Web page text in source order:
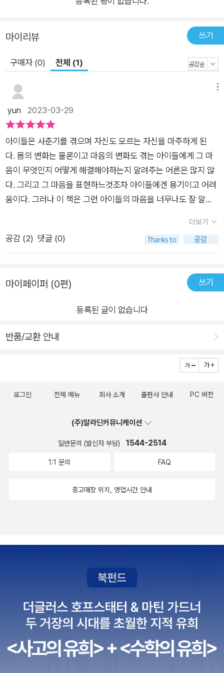
지 젠더 감수성을 위해 아웃박스 교사들이 나섰다 감정을 들여다
는지를 반추하고 성찰하는 용기를 필연적으로 요구한다. 특히 또
년이라면 그 과정에서 건강하게 중심을 잡을 수 있도록 전문가의
도움이 꼭 필요하다. 초등젠더교육연구회 아웃박스 교사들이 집
필한 4장 ‘나를 마주하고 탐구하기’는 교실과 미디어에서 보고 경
험하는 다양한 성/고정관념과 편견, 관계 맺기의 양상을 조목조
목 살펴보면서 내면화된 혐오와 차별을 점검하고 수평적인 관계
를 가꾸어나갈 수 있도록 이끈다. 나아가 스스로를 돌보기 위해
길어낸 마음을 다양한 사람들을 포용하고 주변을 돌보는 데 활용
해 보자고 제안하며, 소년들이 더 나은 공동체를 위해 행동하는
걸. 100명의 소년이 있다면, 100가지의 남자다움, 아니 자기다움
이 있는 거지. 그렇게 각자의 모습을 인정하다 보면 비좁은 틀에
나를 끼워 맞춰야 하는 괴로움에서 자유로워질 수 있을 거라 생각
자. 너의 진짜 모습을 찾기 위한 첫 번째 시도가 될 거야. ─ 〈멋진
까지 너의 영역으로 천천히 들어오길 기대해. …… 같은 교실에 있
면 제지한다든가, 비록 얼굴도 모르지만 멀리 어딘가에 있을 더
그러다 보면 전 지구적인 기후위기와 일상의 접점을 깨닫고 채식
내가 속한 공동체에서 나의 책임을 키워나가는 일, 그래서 평화로
지지 않니? ─ 〈서로를 돌보는 관계로〉(116~117쪽) 중에서 3. 점
점 더 달라질 너를 응원해! ― 워크시트와 심리 건강을 위한 비상
히 지속해야 하는 것이다. 책 곳곳에 수록된 워크시트는 계속해서
들을 담았다. 전문 상담센터와 위급한 상황에 도움을 요청할 전문
교사들이 엄선한 교육 자료들이 가득하다. 《소년들을 위한 내 마
음 안내서》는 사춘기 감정이나 관계, 정체성에 대한 고민으로 어
려움을 겪거나, 심리 문제를 더 공부하고 싶을 때 책장에 꽂아놓
고 두고두고 참고할 수 있는 좋은 친구가 되어 줄 것이다. 혹시 해
결하기 어려운 문제로 괴로움을 겪고 있니? 너무 사소한 고민이
아닐까, 심각한 문제만 상담받을 수 있는 건 아닐까 걱정하지 않
아도 돼. 네가 어려움을 겪고 있다면 그건 충분히 중요하고 긴급
마이리뷰 쓰기
구매자 (0) 전체 (1)
yun 2023-03-29
아이들은 사춘기를 겪으며 자신도 모르는 자신을 마주하게 된
다. 몸의 변화는 물론이고 마음의 변화도 겪는 아이들에게 그 마
음이 무엇인지 어떻게 해결해야하는지 알려주는 어른은 많지 않
다. 그리고 그 마음을 표현하느것조차 아이들에겐 용기이고 어려
움이다. 그러나 이 책은 그런 아이들의 마음을 너무나도 잘 알고
정말 상담을 받고 있는 느낌이 든다. 감정의 변화, 관계의 변화,
새로운 나로 살기위한 마음가짐 등 아이들에게 응원과 따뜻한 메
는 생각을 했다. 특히 여선생님으로써 남자 아이들의 마음을 이해
하는데에도 큰 도움이 되었다. 교실에 비치해두고 도움이 필요한
더보기
공감 (2) 댓글 (0)
마이페이퍼 (0편) 쓰기
등록된 글이 없습니다
반품/교환 안내
로그인 전체 메뉴 회사 소개 출판사 안내 PC 버전
(주)알라딘커뮤니케이션
일반문의 (발신자 부담) 1544-2514
1:1 문의 FAQ
중고매장 위치, 영업시간 안내